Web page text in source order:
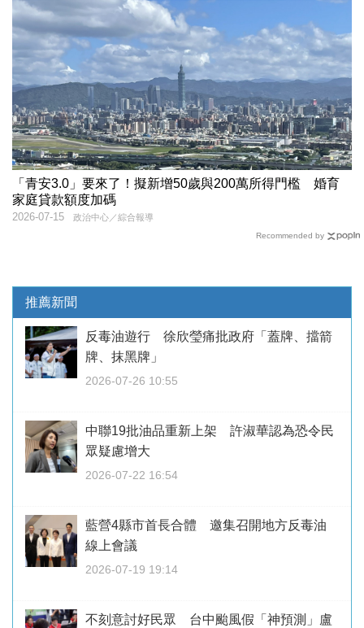
「青安3.0」要來了！擬新增50歲與200萬所得門檻 婚育
家庭貸款額度加碼
政治中心／綜合報導
2026-07-15
Recommended by
推薦新聞
反毒油遊行 徐欣瑩痛批政府「蓋牌、擋箭
牌、抹黑牌」
2026-07-26 10:55
中聯19批油品重新上架 許淑華認為恐令民
眾疑慮增大
2026-07-22 16:54
藍營4縣市首長合體 邀集召開地方反毒油
線上會議
2026-07-19 19:14
不刻意討好民眾 台中颱風假「神預測」盧